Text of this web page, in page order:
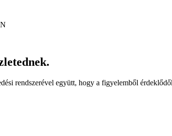
rendszerével együtt, hogy a figyelemből